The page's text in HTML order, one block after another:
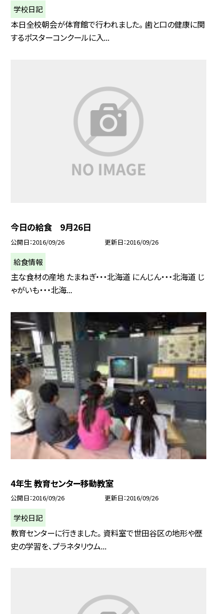
学校日記
本日全校朝会が体育館で行われました。 歯と口の健康に関
するポスターコンクールに入...
今日の給食 9月26日
公開日 2016/09/26 更新日 2016/09/26
給食情報
主な食材の産地 たまねぎ・・・北海道 にんじん・・・北海道 じ
ゃがいも・・・北海...
4年生 教育センター移動教室
公開日 2016/09/26 更新日 2016/09/26
学校日記
教育センターに行きました。 資料室で世田谷区の地形や歴
史の学習を、プラネタリウム...